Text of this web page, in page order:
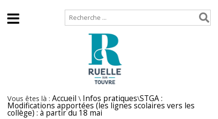
Vous êtes là : Accueil \ Infos pratiques\STGA :
Modifications apportées (les lignes scolaires vers les
collège) : à partir du 18 mai